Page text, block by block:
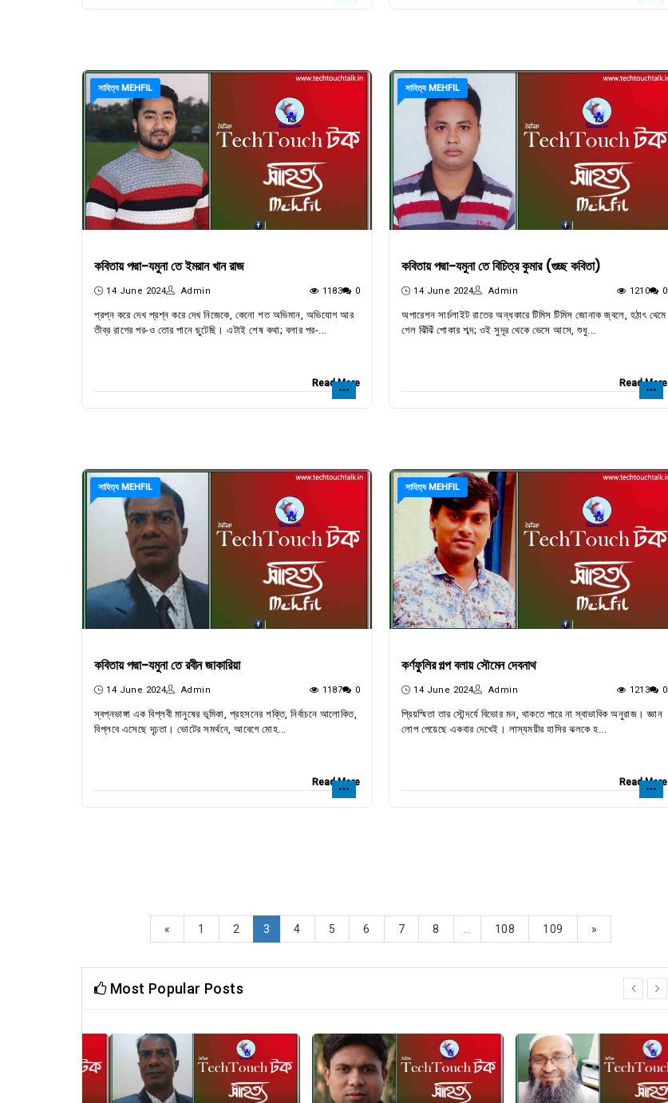
সাহিত্য MEHFIL
কবিতায় পদ্মা-যমুনা তে ইমরান খান রাজ
14 June 2024 Admin 1183 0
প্রশ্ন করে দেখ প্রশ্ন করে দেখ নিজেকে, কেনো শত অভিমান, অভিযোগ আর
তীব্র রাগের পর-ও তোর পানে ছুটেছি। এটাই শেষ কথা; বলার পর-...
Read More
সাহিত্য MEHFIL
কবিতায় পদ্মা-যমুনা তে বিচিত্র কুমার (গুচ্ছ কবিতা)
14 June 2024 Admin 1210 0
অপারেশন সার্চলাইট রাতের অন্ধকারে টিমিস টিমিস জোনাক জ্বলে, হঠাৎ থেমে
গেল ঝিঁঝিঁ পোকার শব্দ; ওই সুদূর থেকে ভেসে আসে, শুধু...
Read More
সাহিত্য MEHFIL
কবিতায় পদ্মা-যমুনা তে রবীন জাকারিয়া
14 June 2024 Admin 1187 0
স্বপ্নভাঙ্গা এক বিপ্লবী মানুষের ভূমিকা, প্রহসনের শক্তি, নির্বাচনে আলোকিত,
বিপ্লবে এসেছে দৃঢ়তা। ভোটের সমর্থনে, আবেগে মোহ...
Read More
সাহিত্য MEHFIL
কর্ণফুলির গল্প বলায় সৌমেন দেবনাথ
14 June 2024 Admin 1213 0
প্রিয়স্মিতা তার সৌন্দর্যে বিভোর মন, থাকতে পারে না স্বাভাবিক অনুরাজ। জ্ঞান
লোপ পেয়েছে একবার দেখেই। লাস্যময়ীর হাসির ঝলকে হ...
Read More
« 1 2 3 4 5 6 7 8 ... 108 109 »
Most Popular Posts
prev